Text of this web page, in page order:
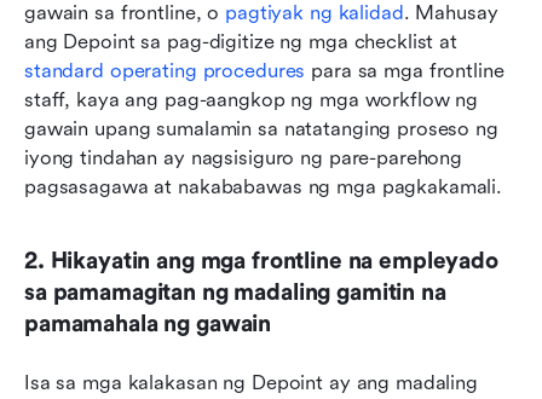
gawain sa frontline, o pagtiyak ng kalidad. Mahusay
ang Depoint sa pag-digitize ng mga checklist at
standard operating procedures para sa mga frontline
staff, kaya ang pag-aangkop ng mga workflow ng
gawain upang sumalamin sa natatanging proseso ng
iyong tindahan ay nagsisiguro ng pare-parehong
pagsasagawa at nakababawas ng mga pagkakamali.
2. Hikayatin ang mga frontline na empleyado
sa pamamagitan ng madaling gamitin na
pamamahala ng gawain
Isa sa mga kalakasan ng Depoint ay ang madaling